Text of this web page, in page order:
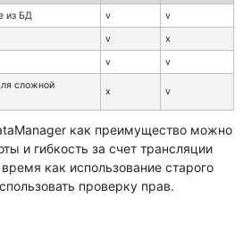
из БД v
v
v
x
v
v
сложной
x v
как преимущество можно
и гибкость за счет трансляции
как использование старого
проверку прав.